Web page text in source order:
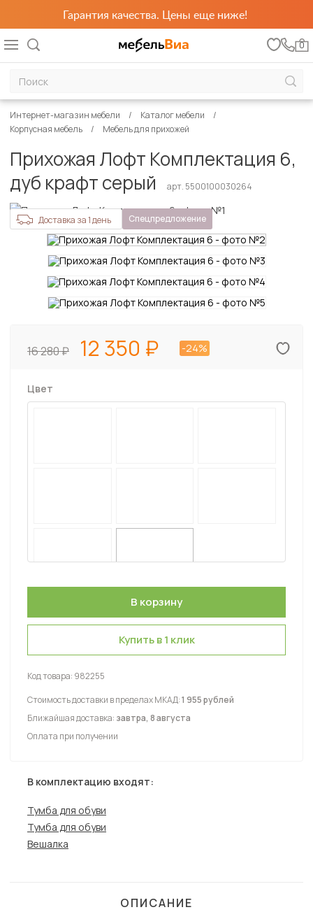
Гарантия качества. Цены еще ниже!
0
Интернет-магазин мебели
Каталог мебели
Корпусная мебель
Мебель для прихожей
Прихожая Лофт Комплектация 6,
дуб крафт серый
арт. 5500100030264
Доставка за 1 день Спецпредложение
16 280 12 350 -24%
Цвет
Купить в 1 клик
Код товара: 982255
Стоимость доставки в пределах МКАД:1 955 рублей
Ближайшая доставка: завтра, 8 августа
Оплата при получении
В комплектацию входят:
Тумба для обуви
Тумба для обуви
Вешалка
ОПИСАНИЕ